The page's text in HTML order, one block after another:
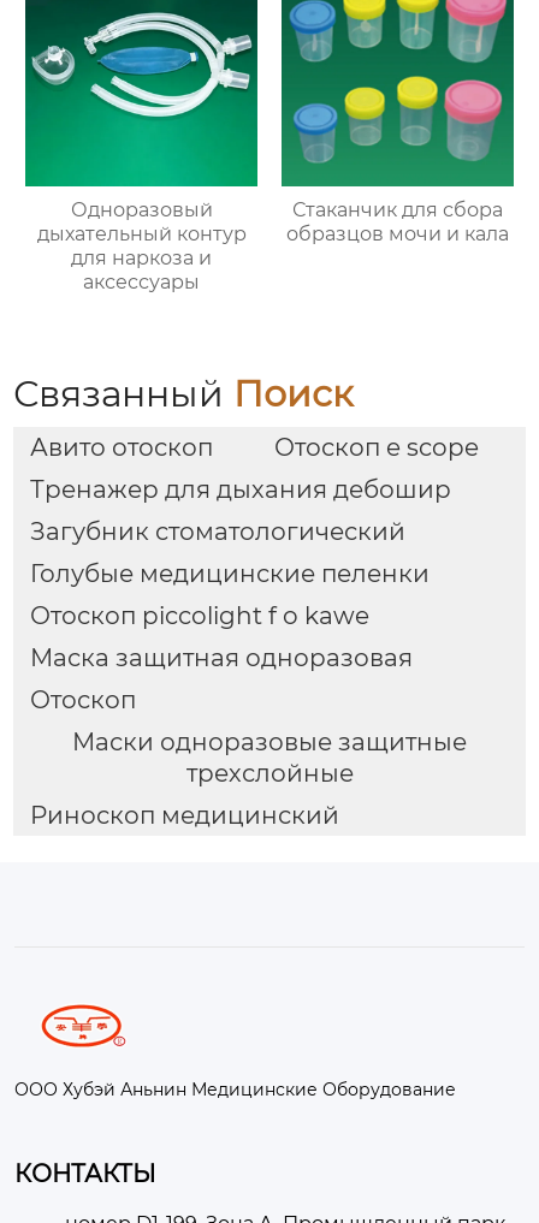
Одноразовый
дыхательный контур
для наркоза и
аксессуары
Стаканчик для сбора
образцов мочи и кала
Связанный Поиск
Авито отоскоп
Отоскоп e scope
Тренажер для дыхания дебошир
Загубник стоматологический
Голубые медицинские пеленки
Отоскоп piccolight f o kawe
Маска защитная одноразовая
Отоскоп
Маски одноразовые защитные
трехслойные
Риноскоп медицинский
ООО Хубэй Аньнин Медицинские Оборудование
КОНТАКТЫ